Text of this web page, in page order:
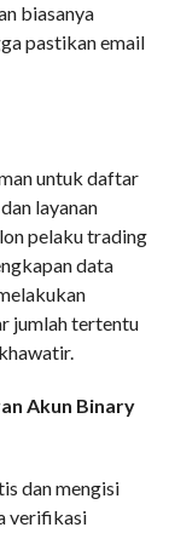
biasanya
pastikan email
untuk daftar
layanan
pelaku trading
data
jumlah tertentu
Akun Binary
dan mengisi
verifikasi